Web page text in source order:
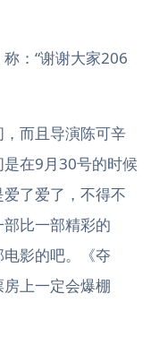
：“谢谢大家206
而且导演陈可辛
在9月30号的时候
了爱了，不得不
比一部精彩的
影的吧。《夺
上一定会爆棚